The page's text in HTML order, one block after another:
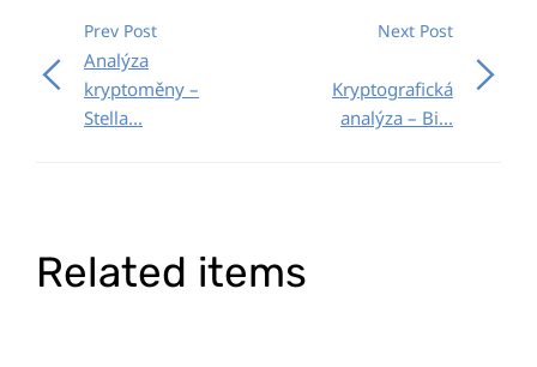
Prev Post
Analýza
kryptoměny –
Stella...
Next Post
Kryptografická
analýza – Bi...
Related items